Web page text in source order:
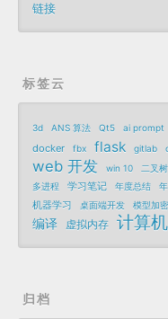
链接
标签云
3d ANS 算法 Qt5 ai prompt
docker fbx flask gitlab
web 开发 win 10 二叉树
多进程
学习笔记 年度总结
机器学习 桌面端开发 模型加密
编译 虚拟内存 计算
归档